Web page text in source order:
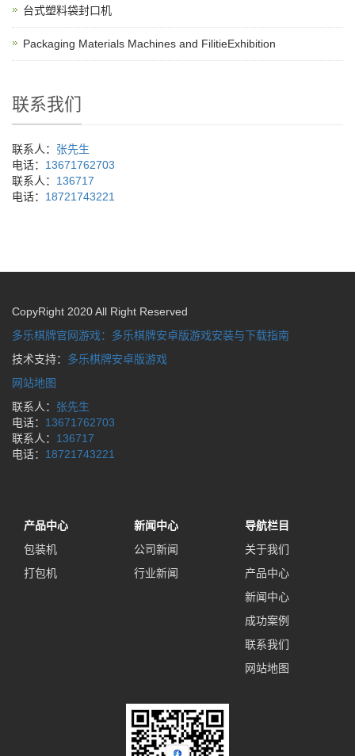
台式塑料袋封口机
Packaging Materials Machines and FilitieExhibition
联系我们
联系人： 张先生
电话： 13671762703
联系人： 136717
电话： 18721743221
CopyRight 2020 All Right Reserved
多乐棋牌官网游戏：多乐棋牌安卓版游戏安装与下载指南
技术支持： 多乐棋牌安卓版游戏
网站地图
联系人： 张先生
电话： 13671762703
联系人： 136717
电话： 18721743221
产品中心
包装机
打包机
新闻中心
公司新闻
行业新闻
导航栏目
关于我们
产品中心
新闻中心
成功案例
联系我们
网站地图